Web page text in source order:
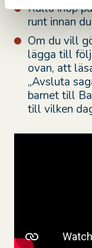
Rulla ihop
runt innan
Om du vill
lägga till
ovan, att
„Avsluta
barnet till
till vilken